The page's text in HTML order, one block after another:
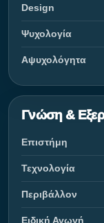
Design
Ψυχολογία
Αψυχολόγητα
Γνώση &
Επιστήμη
Τεχνολογία
Περιβάλλον
Ειδική Αγωγή